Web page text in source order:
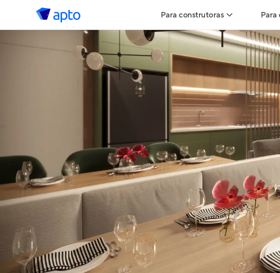
Para construtoras
Geração de Leads
Geração de Visitas
Geração de Vendas
Maiores Construtoras
Parcerias Imobiliárias
Anunciar Imóveis